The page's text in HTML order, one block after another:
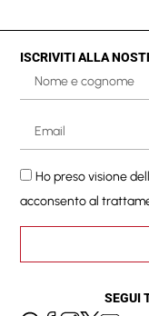
ISCRIVITI ALLA
Ho preso visione
acconsento al
SEGUI